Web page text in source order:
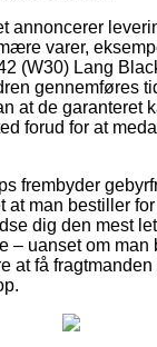
annoncerer
varer,
(W30) Lang
gennemføres
at de garanteret
forud for at
frembyder
at man bestiller
dig den mest
– uanset om man
at få fragtmanden